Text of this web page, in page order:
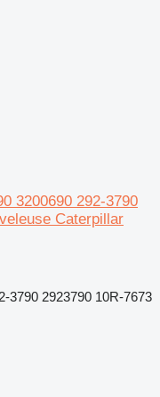
3200690 292-3790
Caterpillar
3790 2923790 10R-7673